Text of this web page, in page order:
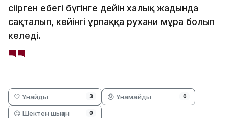
сіңірген еңбегі бүгінге дейін халық жадында
сақталып, кейінгі ұрпаққа рухани мұра болып
келеді.
🤍 Ұнайды 3 😞 Ұнамайды 0
😡 Шектен шыққан 0